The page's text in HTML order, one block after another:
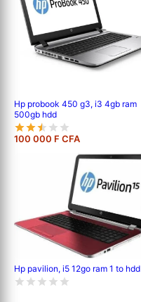
Hp probook 450 g3, i3 4gb ram
500gb hdd
100 000 F CFA
Hp pavilion, i5 12go ram 1 to hdd